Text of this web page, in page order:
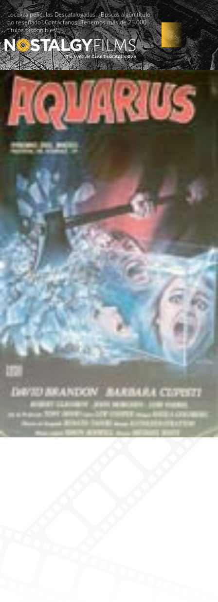
Localiza películas Descatalogadas. ¿Buscas algún título
no reseñado? Contáctanos -Tenemos más de 25.000
títulos disponibles!